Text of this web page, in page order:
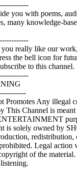
you with poems,
many knowledge-
you really like our
the bell icon for
to this channel.
Promotes Any illegal
This Channel is
is solely owned by
redistribution,
Legal action
of the material.